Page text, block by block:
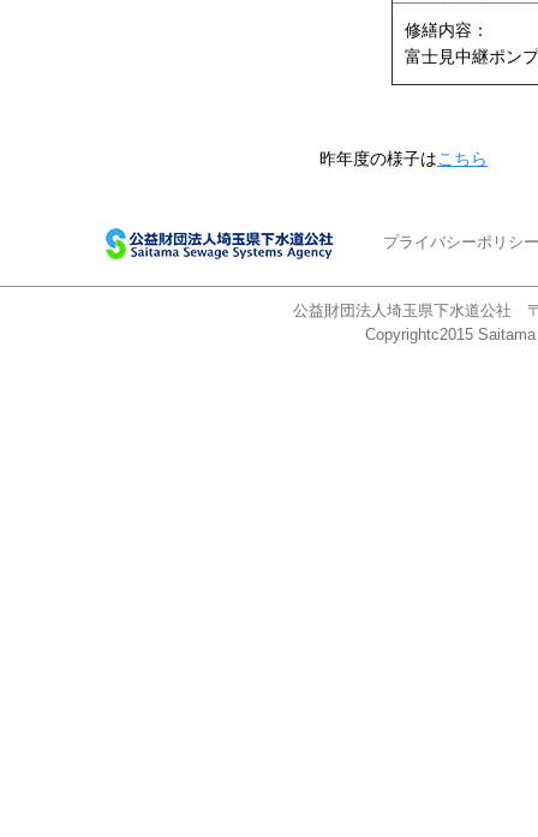
修繕内容：
富士見中継ポン
昨年度の様子はこちら
プライバシーポリシー
公益財団法人埼玉県下水道公社
Copyrightc2015